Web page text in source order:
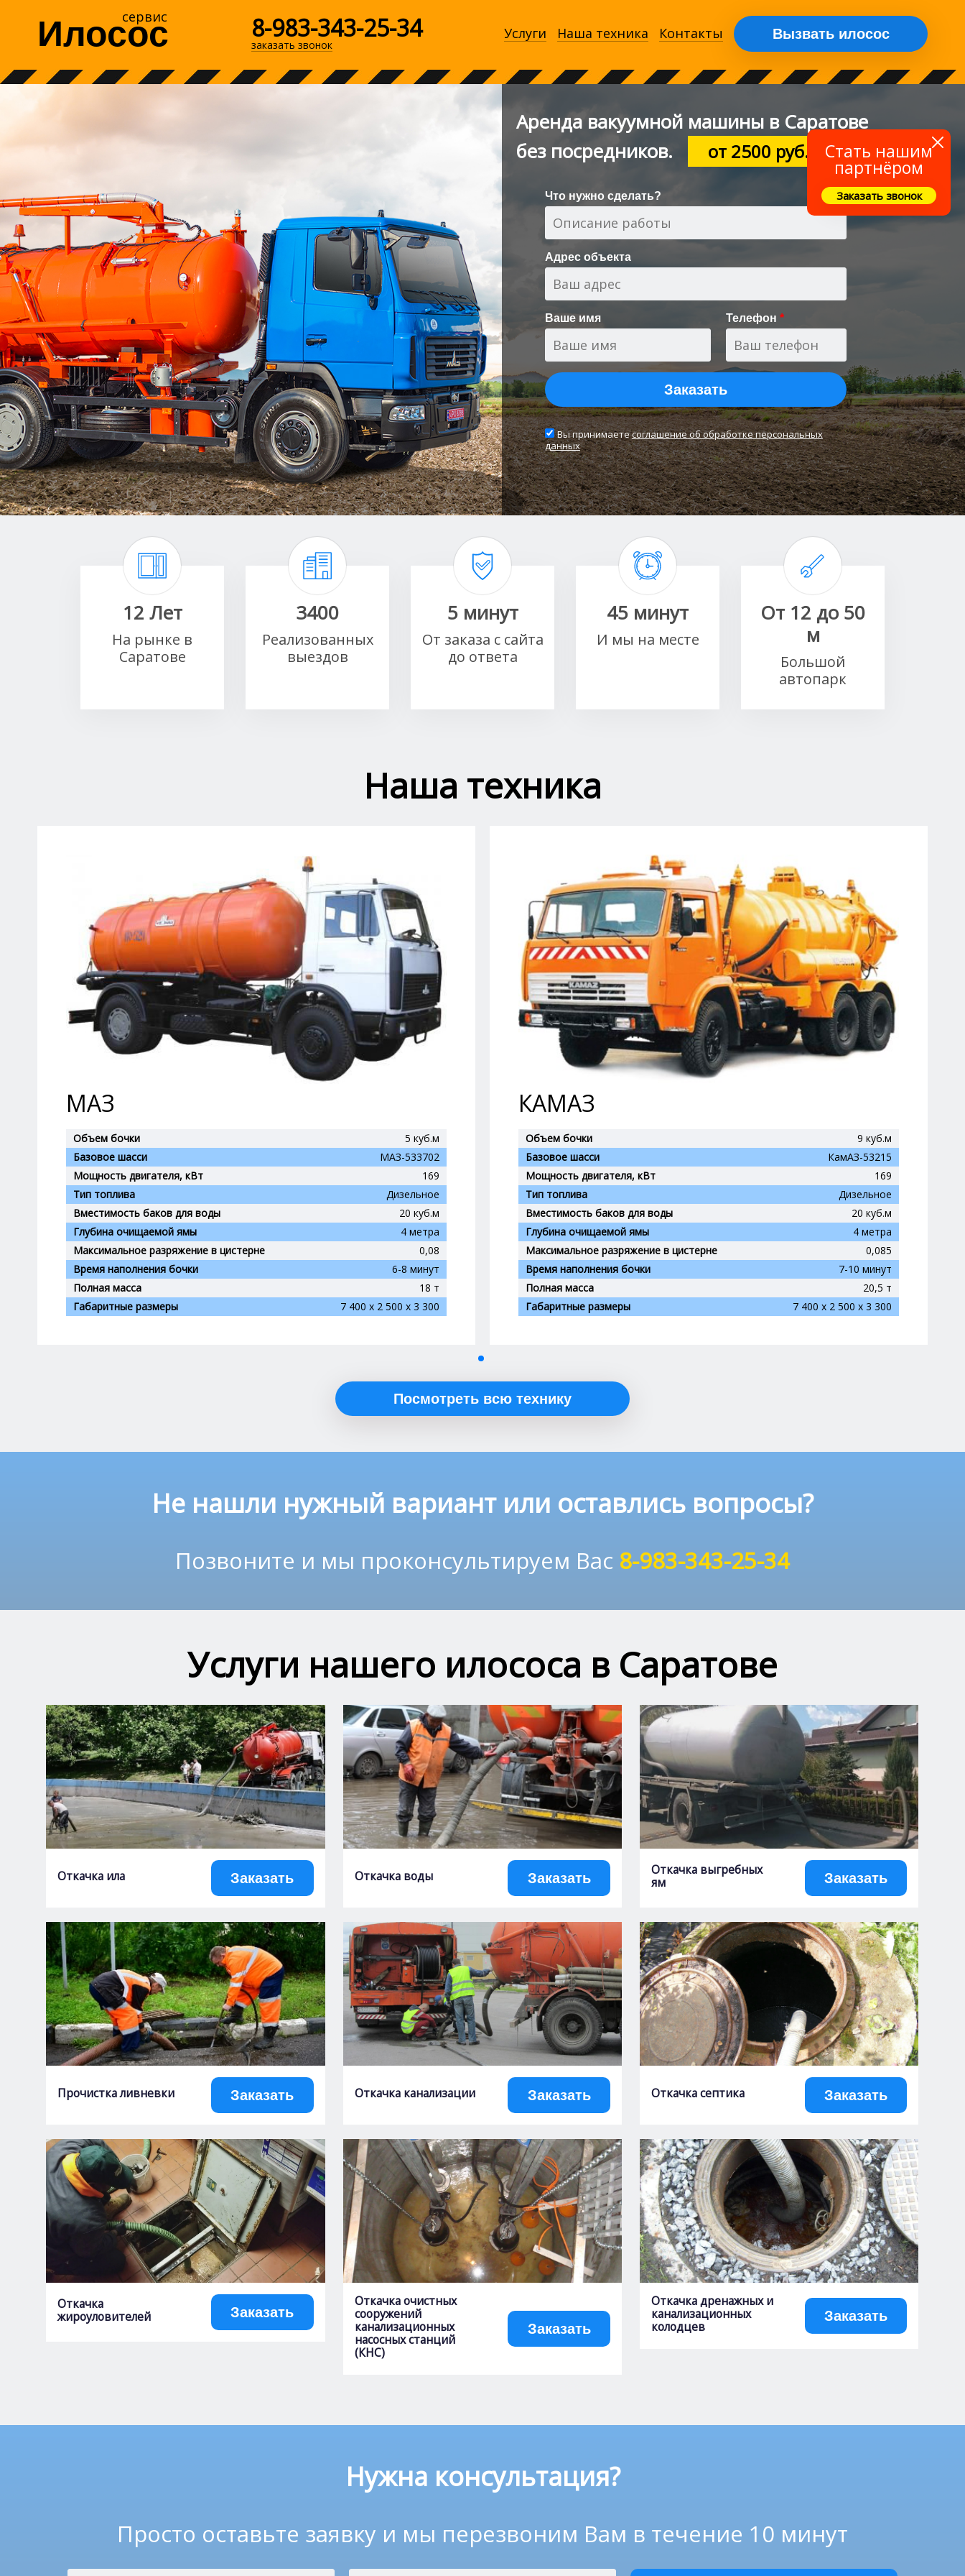
сервис
Илосос 8-983-343-25-34
заказать звонок
Услуги Наша техника Контакты Вызвать илосос
Аренда вакуумной машины в Саратове
без посредников.
от 2500 руб. за рейс
Что нужно сделать?
Адрес объекта
Ваше имя Телефон *
Заказать
Вы принимаетесоглашение об обработке персональных
данных
12 Лет
На рынке в
Саратове
3400
Реализованных
выездов
5 минут
От заказа с сайта
до ответа
45 минут
И мы на месте
От 12 до 50
м
Большой
автопарк
Наша техника
МАЗ
Объем бочки
5 куб.м
Базовое шасси
МАЗ-533702
Мощность двигателя, кВт
169
Тип топлива
Дизельное
Вместимость баков для воды
20 куб.м
Глубина очищаемой ямы
4 метра
Максимальное разряжение в цистерне
0,08
Время наполнения бочки
6-8 минут
Полная масса
18 т
Габаритные размеры
7 400 x 2 500 x 3 300
КАМАЗ
Объем бочки
9 куб.м
Базовое шасси
КамАЗ-53215
Мощность двигателя, кВт
169
Тип топлива
Дизельное
Вместимость баков для воды
20 куб.м
Глубина очищаемой ямы
4 метра
Максимальное разряжение в цистерне
0,085
Время наполнения бочки
7-10 минут
Полная масса
20,5 т
Габаритные размеры
7 400 x 2 500 x 3 300
Посмотреть всю технику
Не нашли нужный вариант или оставлись вопросы?
Позвоните и мы проконсультируем Вас 8-983-343-25-34
Услуги нашего илососа в Саратове
Откачка ила Заказать Откачка воды Заказать
Откачка выгребных
ям
Заказать
Прочистка ливневки Заказать Откачка канализации Заказать Откачка септика Заказать
Откачка
жироуловителей
Заказать
Откачка очистных
сооружений
канализационных
насосных станций
(КНС)
Заказать
Откачка дренажных и
канализационных
колодцев
Заказать
Нужна консультация?
Просто оставьте заявку и мы перезвоним Вам в течение 10 минут
Стать нашим
партнёром
Заказать звонок